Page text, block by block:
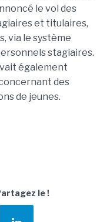
le vol des
et titulaires,
via le système
stagiaires.
également
des
de jeunes.
le !